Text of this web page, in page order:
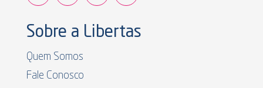
Sobre a Libertas
Quem Somos
Fale Conosco